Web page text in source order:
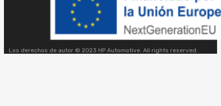
Los derechos de autor © 2023 HP Automotive. All rights reserved.